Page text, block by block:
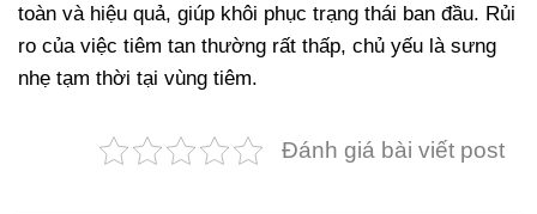
toàn và hiệu quả, giúp khôi phục trạng thái ban đầu. Rủi
ro của việc tiêm tan thường rất thấp, chủ yếu là sưng
nhẹ tạm thời tại vùng tiêm.
Đánh giá bài viết post